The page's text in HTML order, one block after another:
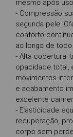
mesmo após
- Compressão
segunda pele.
conforto
ao longo de todo
- Alta cobertura:
opacidade total,
movimentos
e acabamento
excelente
- Elasticidade
recuperação,
corpo sem